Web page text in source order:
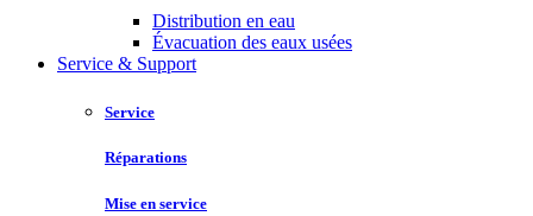
Distribution en eau
Évacuation des eaux usées
Service & Support
Service
Réparations
Mise en service